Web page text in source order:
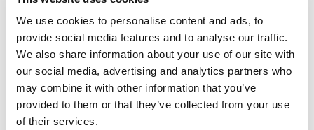
We use cookies to personalise content and ads, to
provide social media features and to analyse our traffic.
We also share information about your use of our site with
our social media, advertising and analytics partners who
may combine it with other information that you’ve
provided to them or that they’ve collected from your use
of their services.
• 我们将持续使用选定的材料用于制造机床或夹具
• 不影响我们产品的质量保证
• 如果它是一个关键配件，它可能已经在货架上准备好，以确保我们
的客户正常运行时间